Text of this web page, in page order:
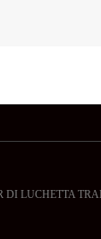
DI LUCHETTA